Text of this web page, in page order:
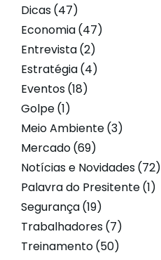
Dicas(47)
Economia(47)
Entrevista(2)
Estratégia(4)
Eventos(18)
Golpe(1)
Meio Ambiente(3)
Mercado(69)
Notícias e Novidades(72)
Palavra do Presitente(1)
Segurança(19)
Trabalhadores(7)
Treinamento(50)